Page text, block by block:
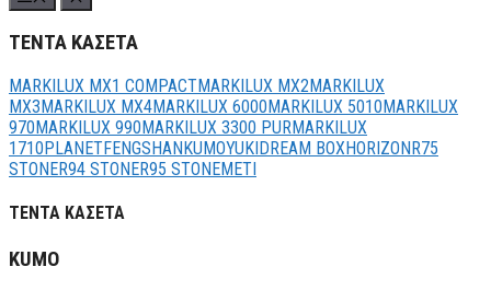
ΤΕΝΤΑ ΚΑΣΕΤΑ
MARKILUX MX1 COMPACTMARKILUX MX2MARKILUX
MX3MARKILUX MX4ΜARKILUX 6000MARKILUX 5010MARKILUX
970MARKILUX 990MARKILUX 3300 PURMARKILUX
1710PLANETFENGSHANKUMOYUKIDREAM BOXHORIZONR75
STONER94 STONER95 STONEMETI
ΤΕΝΤΑ ΚΑΣΕΤΑ
KUMO